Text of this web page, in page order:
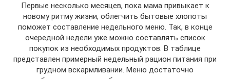
Первые несколько месяцев, пока мама привыкает к
новому ритму жизни, облегчить бытовые хлопоты
поможет составление недельного меню. Так, в конце
очередной недели уже можно составлять список
покупок из необходимых продуктов. В таблице
представлен примерный недельный рацион питания при
грудном вскармливании. Меню достаточно